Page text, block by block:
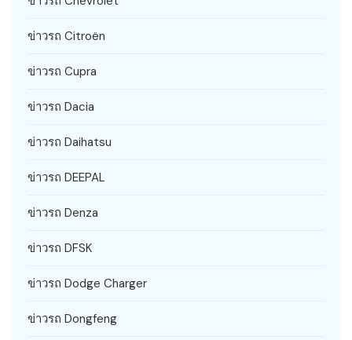
ข่าวรถ Citroën
ข่าวรถ Cupra
ข่าวรถ Dacia
ข่าวรถ Daihatsu
ข่าวรถ DEEPAL
ข่าวรถ Denza
ข่าวรถ DFSK
ข่าวรถ Dodge Charger
ข่าวรถ Dongfeng